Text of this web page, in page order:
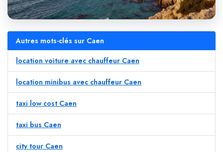
Autres mots-clés sur Caen
location voiture avec chauffeur Caen
location minibus avec chauffeur Caen
taxi low cost Caen
taxi bus Caen
city tour Caen